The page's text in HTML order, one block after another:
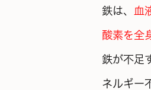
鉄は、 血
酸素を全
鉄が不足
ネルギー